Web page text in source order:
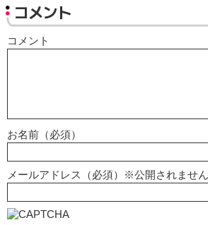
コメント
コメント
お名前（必須）
メールアドレス（必須）※公開されません